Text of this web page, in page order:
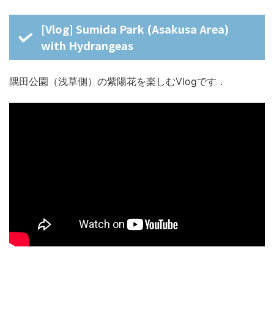
[Vlog] Sumida Park (Asakusa Area)
with Hydrangeas
隅田公園（浅草側）の紫陽花を楽しむVlogです．